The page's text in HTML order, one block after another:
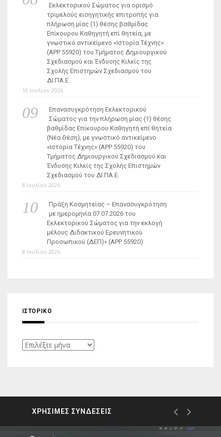
Εκλεκτορικού Σώματος για ορισμό
τριμελούς εισηγητικής επιτροπής για
πλήρωση μίας (1) θέσης βαθμίδας
Επίκουρου Καθηγητή επί θητεία, με
γνωστικό αντικείμενο «Ιστορία Τέχνης»
(ΑΡΡ 55920) του Τμήματος Δημιουργικού
Σχεδιασμού και Ένδυσης Κιλκίς της
Σχολής Επιστημών Σχεδιασμού του
ΔΙ.ΠΑ.Ε.
10 Ιουλίου 2026
Επανασυγκρότηση Εκλεκτορικού
Σώματος για την πλήρωση μίας (1) θέσης
βαθμίδας Επίκουρου Καθηγητή επί θητεία
(Νέα Θέση), με γνωστικό αντικείμενο
«Ιστορία Τέχνης» (ΑΡΡ 55920) του
Τμήματος Δημιουργικού Σχεδιασμού και
Ένδυσης Κιλκίς της Σχολής Επιστημών
Σχεδιασμού του ΔΙ.ΠΑ.Ε.
8 Ιουλίου 2026
Πράξη Κοσμητείας – Επανασυγκρότηση
με ημερομηνία 07.07.2026 του
Εκλεκτορικού Σώματος για την εκλογή
μέλους Διδακτικού Ερευνητικού
Προσωπικού (ΔΕΠ)» (APP 55920)
8 Ιουλίου 2026
ΙΣΤΟΡΙΚΌ
Ιστορικό
ΧΡΗΣΙΜΕΣ ΣΥΝΔΕΣΕΙΣ